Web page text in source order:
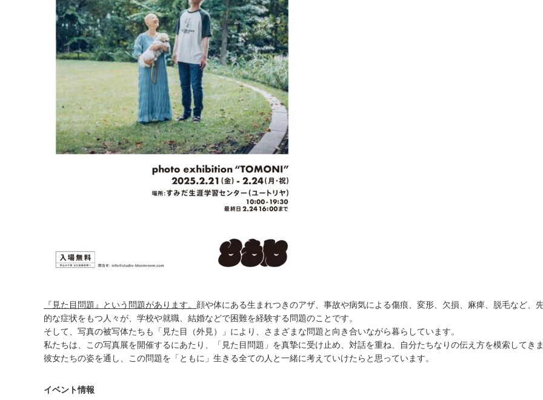
『見た目問題』という問題があります。 顔や体にある生まれつきのアザ、事故や病気による傷痕、変形、欠損、麻痺、脱毛など、
的な症状をもつ人々が、学校や就職、結婚などで困難を経験する問題のことです。
そして、写真の被写体たちも「見た目（外見）」により、さまざまな問題と向き合いながら暮らしています。
私たちは、この写真展を開催するにあたり、「見た目問題」を真摯に受け止め、対話を重ね、自分たちなりの伝え方を模索してき
彼女たちの姿を通し、この問題を「ともに」生きる全ての人と一緒に考えていけたらと思っています。
イベント情報